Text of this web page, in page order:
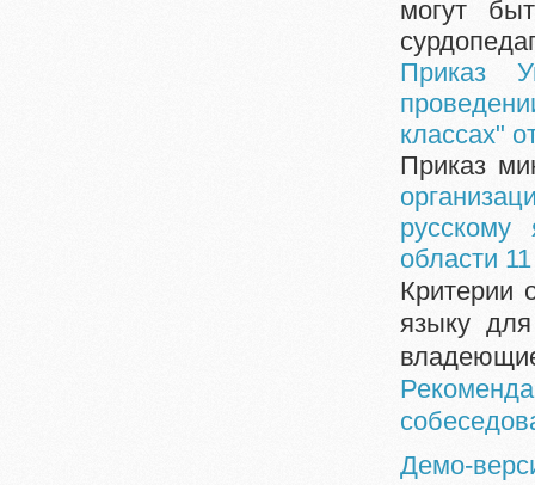
могут
Приказ
классах"
Приказ
области
Критерии
языку для
Демо-